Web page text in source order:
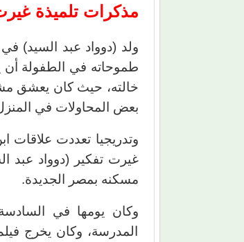
مذكرات تلميذة
طموحاته في الطفولة أن
خالته، حيث كان يعشق
بعض المحاولات في
وتدريجيا تعددت علاقات
غيرت تفكير (دوواد عبد
مسكنه بمصر الجديدة.
وكان يومها في
المدرسة، وكان يخرج